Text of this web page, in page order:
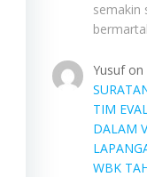
semakin
Yusufon
TIM
DALAM
WBK